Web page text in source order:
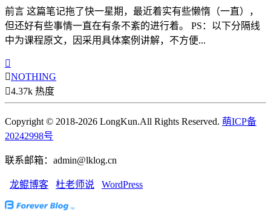
前言 这篇笔记拖了快一星期，最近着实有些懒惰（一直），
但还好有些事情一直在有条不紊的进行着。 PS：以下分隔线
中为课程原文，因采用具体案例讲解，不方便...

NOTHING
4.37k 热度
Copyright © 2018-2026 LongKun.All Rights Reserved. 萌ICP备
20242998号
联系邮箱：admin@lklog.cn
龙鲲博客 杜老师说 WordPress